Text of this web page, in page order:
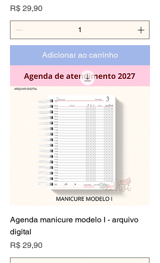
Preço
R$ 29,90
Adicionar ao carrinho
Agenda manicure modelo I - arquivo
digital
Preço
R$ 29,90